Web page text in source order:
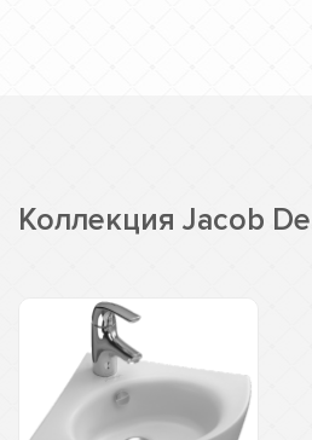
Коллекция Jacob